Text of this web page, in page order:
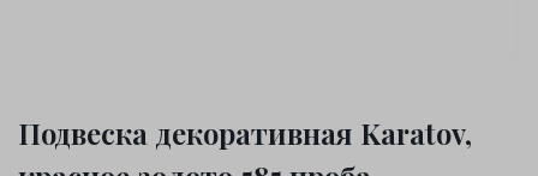
Подвеска декоративная Karatov,